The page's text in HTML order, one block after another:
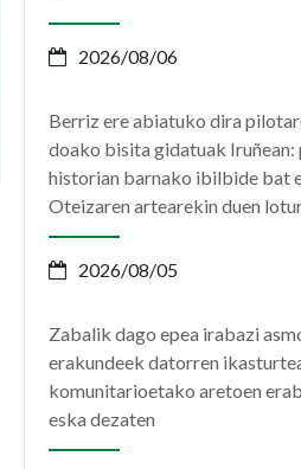
2026/08/06
Berriz ere abiatuko dira
doako bisita gidatuak Iruñean:
historian barnako ibilbide bat
Oteizaren artearekin duen
2026/08/05
Zabalik dago epea irabazi
erakundeek datorren
komunitarioetako aretoen
eska dezaten